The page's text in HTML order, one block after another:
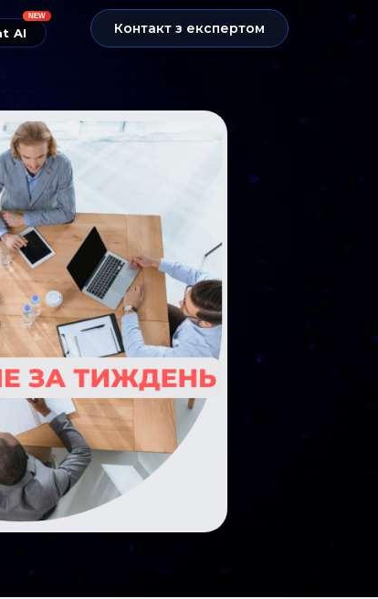
AI
NEW
Контакт з експертом